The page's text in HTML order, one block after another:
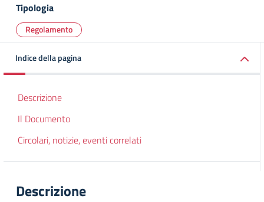
Tipologia
Regolamento
Indice della pagina
Descrizione
Il Documento
Circolari, notizie, eventi correlati
Descrizione